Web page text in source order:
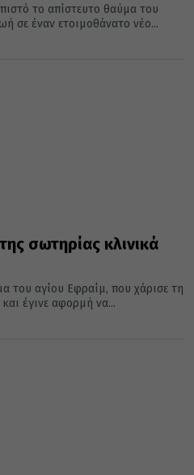
πιστό το απίστευτο θαύμα του
σε έναν ετοιμοθάνατο νέο...
σωτηρίας κλινικά
του αγίου Εφραίμ, που χάρισε τη
έγινε αφορμή να...